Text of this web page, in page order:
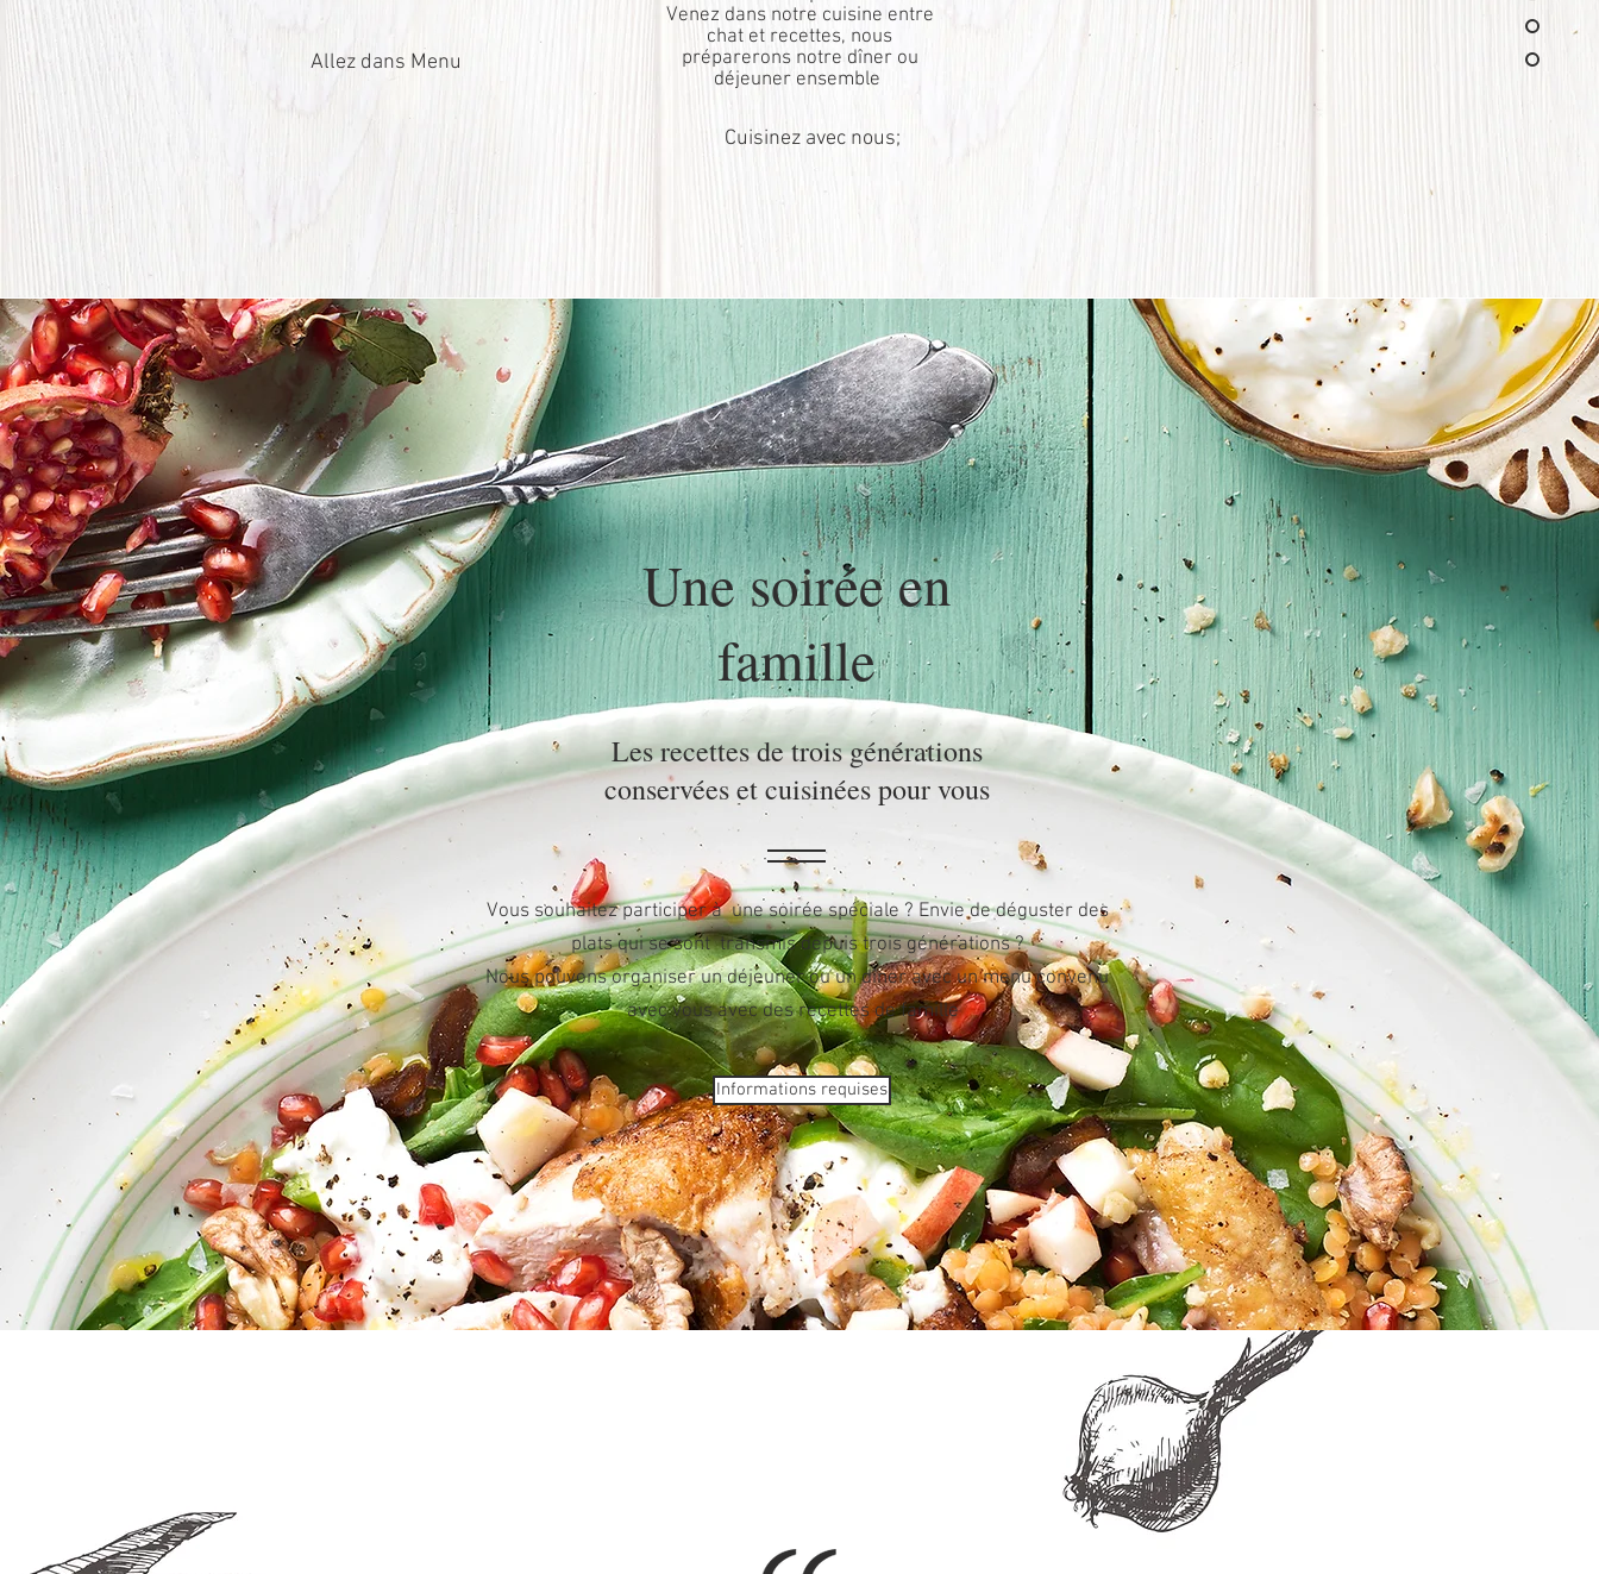
Allez dans Menu
Venez dans notre cuisine entre
chat et recettes, nous
préparerons notre dîner ou
déjeuner ensemble
Cuisinez avec nous;
Une soirée en
famille
Les recettes de trois générations
conservées et cuisinées pour vous
Vous souhaitez participer à une soirée spéciale ? Envie de déguster des
plats qui se sont transmis depuis trois générations ?
Nous pouvons organiser un déjeuner ou un dîner avec un menu convenu
avec vous avec des recettes de famille
Informations requises